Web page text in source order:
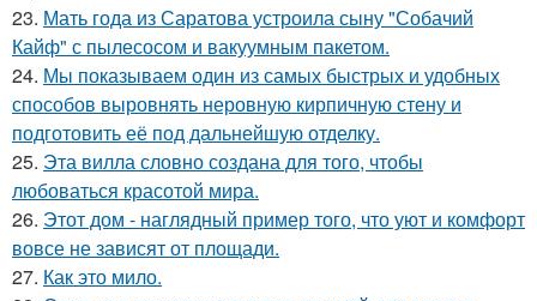
23. Мать года из Саратова устроила сыну "Собачий
Кайф" с пылесосом и вакуумным пакетом.
24. Мы показываем один из самых быстрых и удобных
способов выровнять неровную кирпичную стену и
подготовить её под дальнейшую отделку.
25. Эта вилла словно создана для того, чтобы
любоваться красотой мира.
26. Этот дом - наглядный пример того, что уют и комфорт
вовсе не зависят от площади.
27. Как это мило.